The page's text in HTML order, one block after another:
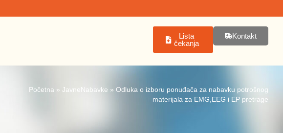
Lista
čekanja
Kontakt
Početna» JavneNabavke » Odluka o izboru ponuđača za nabavku potrošnog
materijala za EMG,EEG i EP pretrage